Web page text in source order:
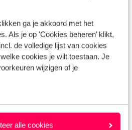
ga je akkoord met het
Als je op 'Cookies beheren’ klikt,
de volledige lijst van cookies
cookies je wilt toestaan. Je
wijzigen of je
alle cookies
dus ook nog eens ideaal
je verblijf in een
Sardinië is de perfecte
van het eiland. Breng een
Maddalena-archipel of proef de
bottarga en seadas.